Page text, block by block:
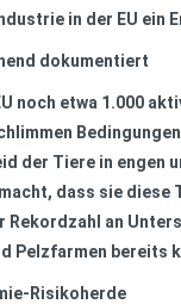
in der EU ein
dokumentiert
noch etwa 1.000
der Tiere in engen
dass sie
Rekordzahl an
Pelzfarmen bereits
Risikoherde